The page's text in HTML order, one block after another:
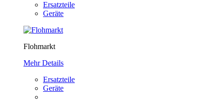
Ersatzteile
Geräte
Flohmarkt
Mehr Details
Ersatzteile
Geräte